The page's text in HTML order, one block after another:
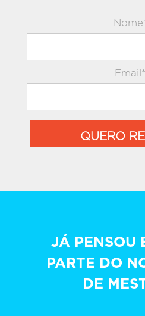
Email*
QUERO
JÁ PENSOU
PARTE DO
DE